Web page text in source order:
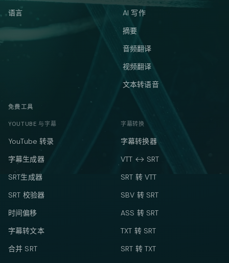
语言
AI 写作
摘要
音频翻译
视频翻译
文本转语音
免费工具
YOUTUBE 与字幕
YouTube 转录
字幕生成器
SRT生成器
SRT 校验器
时间偏移
字幕转文本
合并 SRT
字幕转换
字幕转换器
VTT ↔ SRT
SRT 转 VTT
SBV 转 SRT
ASS 转 SRT
TXT 转 SRT
SRT 转 TXT